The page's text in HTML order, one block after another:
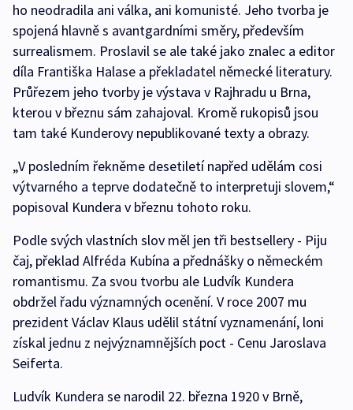
ho neodradila ani válka, ani komunisté. Jeho tvorba je
spojená hlavně s avantgardními směry, především
surrealismem. Proslavil se ale také jako znalec a editor
díla Františka Halase a překladatel německé literatury.
Průřezem jeho tvorby je výstava v Rajhradu u Brna,
kterou v březnu sám zahajoval. Kromě rukopisů jsou
tam také Kunderovy nepublikované texty a obrazy.
„V posledním řekněme desetiletí napřed udělám cosi
výtvarného a teprve dodatečně to interpretuji slovem,“
popisoval Kundera v březnu tohoto roku.
Podle svých vlastních slov měl jen tři bestsellery - Piju
čaj, překlad Alfréda Kubína a přednášky o německém
romantismu. Za svou tvorbu ale Ludvík Kundera
obdržel řadu významných ocenění. V roce 2007 mu
prezident Václav Klaus udělil státní vyznamenání, loni
získal jednu z nejvýznamnějších poct - Cenu Jaroslava
Seiferta.
Ludvík Kundera se narodil 22. března 1920 v Brně,